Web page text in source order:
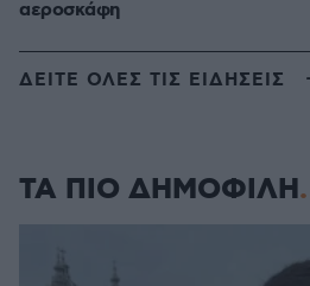
αεροσκάφη
ΔΕΙΤΕ ΟΛΕΣ ΤΙΣ ΕΙΔΗΣΕΙΣ
ΤΑ ΠΙΟ ΔΗΜΟΦΙΛΗ